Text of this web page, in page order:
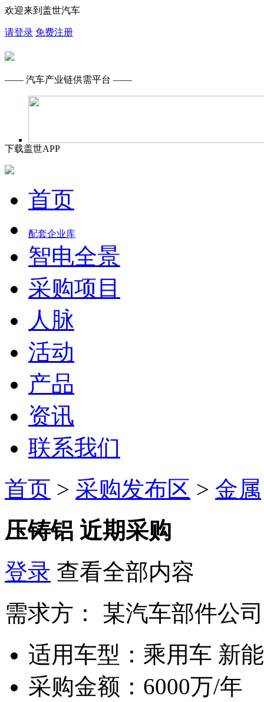
欢迎来到盖世汽车
请登录 免费注册
—— 汽车产业链供需平台 ——
下载盖世APP
首页
配套企业库
智电全景
采购项目
人脉
活动
产品
资讯
联系我们
首页 > 采购发布区 > 金属
压铸铝 近期采购
登录 查看全部内容
需求方：
某汽车部件公司
适用车型： 乘用车 新
采购金额： 6000万/年